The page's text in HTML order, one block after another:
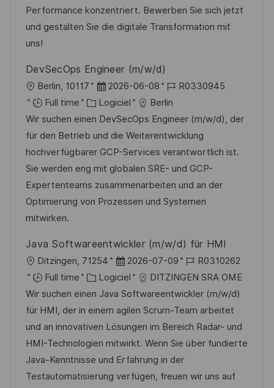
s
a
t
o
n
a
f
c
h
a
g
e
n
c
p
o
s
t
e
o
r
Performance konzentriert. Bewerben Sie sich jetzt
und gestalten Sie die digitale Transformation mit
uns!
DevSecOps Engineer (m/w/d)
o
c
a
l
i
s
a
t
o
n
Berlin, 10117
D
a
t
e
d
’
a
f
c
h
a
g
e
2026-06-08
R
é
f
é
r
e
n
c
u
p
o
s
t
e
R0330945
Full time
C
a
t
é
g
o
r
Logiciel
Berlin
Wir suchen einen DevSecOps Engineer (m/w/d), der
für den Betrieb und die Weiterentwicklung
hochverfügbarer GCP-Services verantwortlich ist.
Sie werden eng mit globalen SRE- und GCP-
Expertenteams zusammenarbeiten und an der
Optimierung von Prozessen und Systemen
mitwirken.
Java Softwareentwickler (m/w/d) für HMI
o
c
a
l
i
s
a
Ditzingen, 71254
D
a
t
e
d
’
a
f
2026-07-09
R
é
f
é
r
e
c
R0310262
Full time
C
a
t
é
g
o
r
Logiciel
DITZINGEN SRA OME
Wir suchen einen Java Softwareentwickler (m/w/d)
für HMI, der in einem agilen Scrum-Team arbeitet
und an innovativen Lösungen im Bereich Radar- und
HMI-Technologien mitwirkt. Wenn Sie über fundierte
Java-Kenntnisse und Erfahrung in der
Testautomatisierung verfügen, freuen wir uns auf